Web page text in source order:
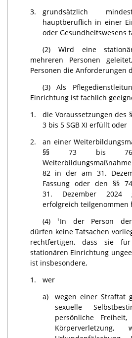
3.
grundsätzlich
hauptberuflich in einer
oder Gesundheitswesens
(2) Wird eine
mehreren Personen
Personen die Anforderungen
(3) Als
Einrichtung ist fachlich
1.
die Voraussetzungen des
3 bis 5 SGB XI erfüllt oder
2.
an einer
§§ 73 bis 76
82 in der am 31.
Fassung oder den §§
31. Dezember 2024
erfolgreich teilgenommen
(4)
1 In der Person der
dürfen keine Tatsachen
rechtfertigen, dass sie
stationären Einrichtung
ist insbesondere,
1.
wer
a)
wegen einer Straftat
sexuelle
persönliche
Körperverletzung,